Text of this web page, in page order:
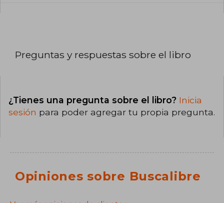
Preguntas y respuestas sobre el libro
¿Tienes una pregunta sobre el libro? Inicia
sesión para poder agregar tu propia pregunta.
Opiniones sobre Buscalibre